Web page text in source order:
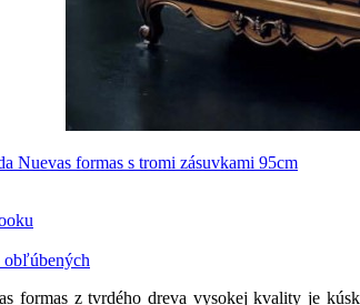
formas z tvrdého dreva vysokej kvality je